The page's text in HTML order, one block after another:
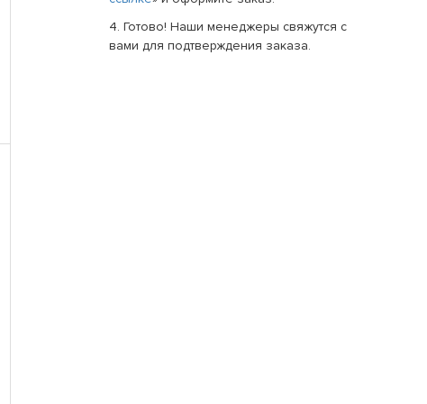
4. Готово! Наши менеджеры свяжутся с
вами для подтверждения заказа.